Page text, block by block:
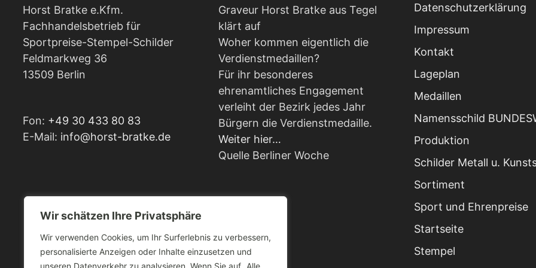
Wir schätzen Ihre Privatsphäre
Wir verwenden Cookies, um Ihr Surferlebnis zu verbessern,
personalisierte Anzeigen oder Inhalte einzusetzen und
unseren Datenverkehr zu analysieren. Wenn Sie auf „Alle
Horst Bratke e.Kfm.
Fachhandelsbetrieb für
Sportpreise-Stempel-Schilder
Feldmarkweg 36
13509 Berlin
Fon: +49 30 433 80 83
E-Mail: info@horst-bratke.de
Graveur Horst Bratke aus Tegel
klärt auf
Woher kommen eigentlich die
Verdienstmedaillen?
Für ihr besonderes
ehrenamtliches Engagement
verleiht der Bezirk jedes Jahr
Bürgern die Verdienstmedaille.
Weiter hier…
Quelle Berliner Woche
Datenschutzerklärung
Impressum
Kontakt
Lageplan
Medaillen
Namensschild
Produktion
Schilder Metall u.
Sortiment
Sport und Ehrenpreise
Startseite
Stempel